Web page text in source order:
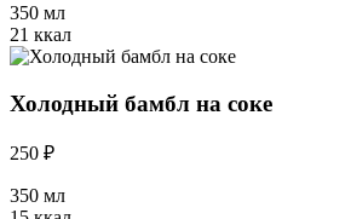
350 мл
21 ккал
Холодный бамбл на соке
250 ₽
350 мл